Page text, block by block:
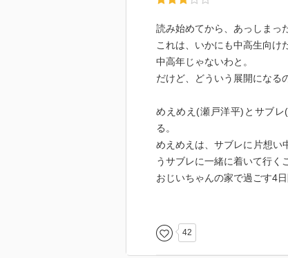
読み始めてから、あっしまっ
これは、いかにも中高生向け
中高年じゃないわと。
だけど、どういう展開になる
めえめえ(瀬戸洋平)とサブ
る。
めえめえは、サブレに片想い
うサブレに一緒に着いて行く
おじいちゃんの家で過ごす4
彼らが、どんな大人になって
42